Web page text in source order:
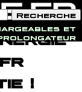
et
!